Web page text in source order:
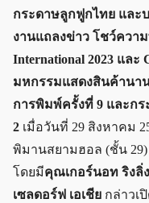
กระดาษลูกฟูกไทย และ
งานแถลงข่าว โชว์ควา
International 2023 และ
มหกรรมแสดงสินค้าน
การพิมพ์ครั้งที่ 9 และก
2 เมื่อวันที่ 29 สิงหาคม
พิมานสยามฮอล (ชั้น
โดยมีคุณเกอร์นอท ริงลิ่
เซลดอร์ฟ เอเชีย กล่าวเ